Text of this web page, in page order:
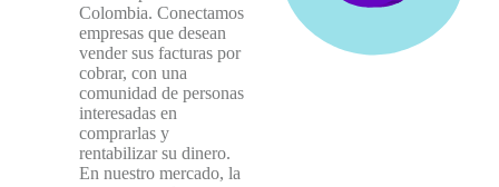
Colombia. Conectamos
empresas que desean
vender sus facturas por
cobrar, con una
comunidad de personas
interesadas en
comprarlas y
rentabilizar su dinero.
En nuestro mercado, la